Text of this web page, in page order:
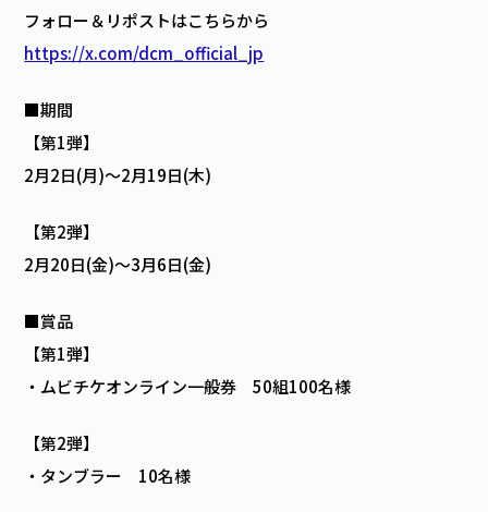
フォロー＆リポストはこちらから
https://x.com/dcm_official_jp
■期間
【第1弾】
2月2日(月)～2月19日(木)
【第2弾】
2月20日(金)～3月6日(金)
■賞品
【第1弾】
・ムビチケオンライン一般券 50組100名様
【第2弾】
・タンブラー 10名様